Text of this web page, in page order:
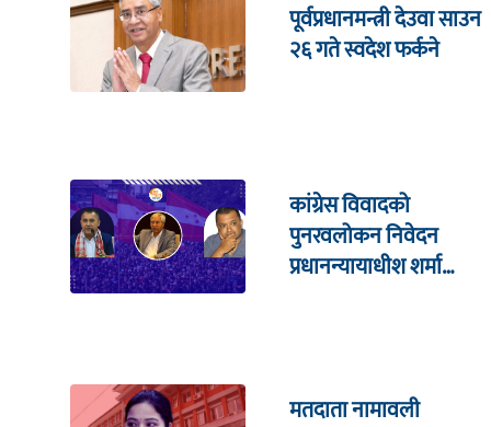
पूर्वप्रधानमन्त्री देउवा साउन
२६ गते स्वदेश फर्कने
कांग्रेस विवादको
पुनरवलोकन निवेदन
प्रधानन्यायाधीश शर्मा
मतदाता नामावली